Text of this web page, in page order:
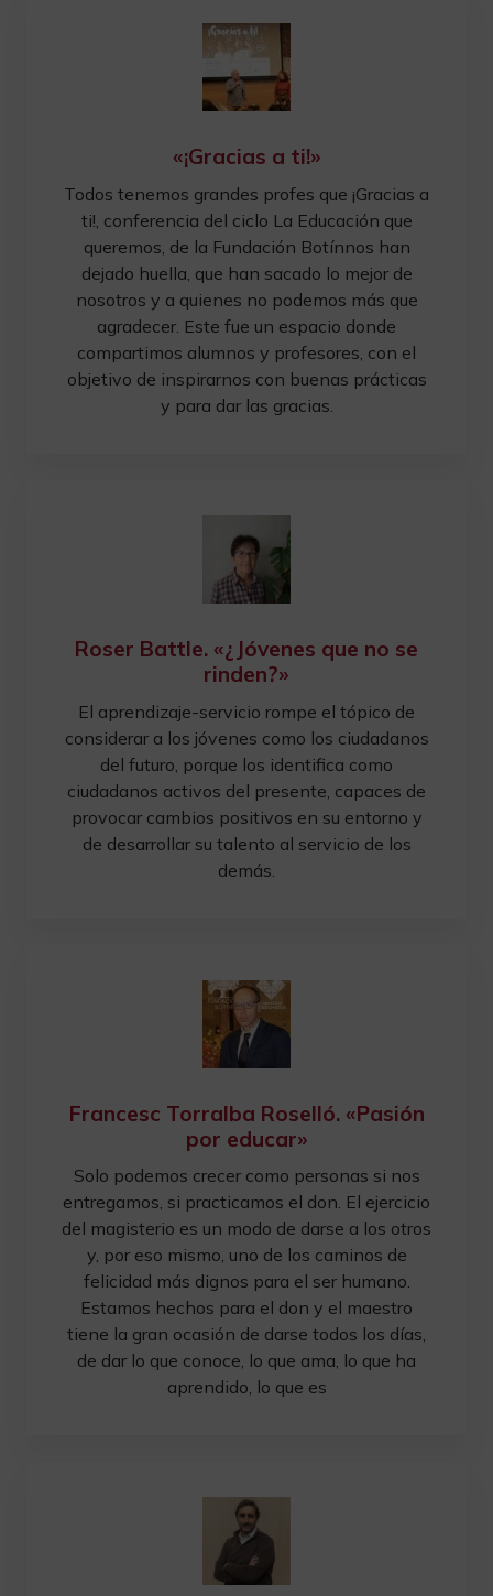
«¡Gracias a ti!»
Todos tenemos grandes profes que ¡Gracias a
ti!, conferencia del ciclo La Educación que
queremos, de la Fundación Botínnos han
dejado huella, que han sacado lo mejor de
nosotros y a quienes no podemos más que
agradecer. Este fue un espacio donde
compartimos alumnos y profesores, con el
objetivo de inspirarnos con buenas prácticas
y para dar las gracias.
Roser Battle. «¿Jóvenes que no se
rinden?»
El aprendizaje-servicio rompe el tópico de
considerar a los jóvenes como los ciudadanos
del futuro, porque los identifica como
ciudadanos activos del presente, capaces de
provocar cambios positivos en su entorno y
de desarrollar su talento al servicio de los
demás.
Francesc Torralba Roselló. «Pasión
por educar»
Solo podemos crecer como personas si nos
entregamos, si practicamos el don. El ejercicio
del magisterio es un modo de darse a los otros
y, por eso mismo, uno de los caminos de
felicidad más dignos para el ser humano.
Estamos hechos para el don y el maestro
tiene la gran ocasión de darse todos los días,
de dar lo que conoce, lo que ama, lo que ha
aprendido, lo que es